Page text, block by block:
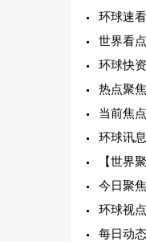
环球速
世界看
环球快
热点聚
当前焦
环球讯
【世界
今日聚
环球视
每日动